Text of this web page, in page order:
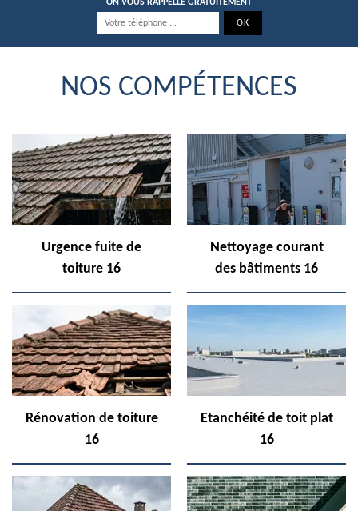
ON VOUS RAPPELLE GRATUITEMENT
NOS COMPÉTENCES
Urgence fuite de
toiture 16
Nettoyage courant
des bâtiments 16
Rénovation de toiture
16
Etanchéité de toit plat
16